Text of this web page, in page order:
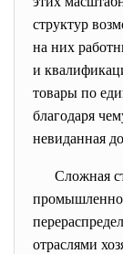
структур
на них
и
товары по
благодаря
невиданная
Сложная
отраслями